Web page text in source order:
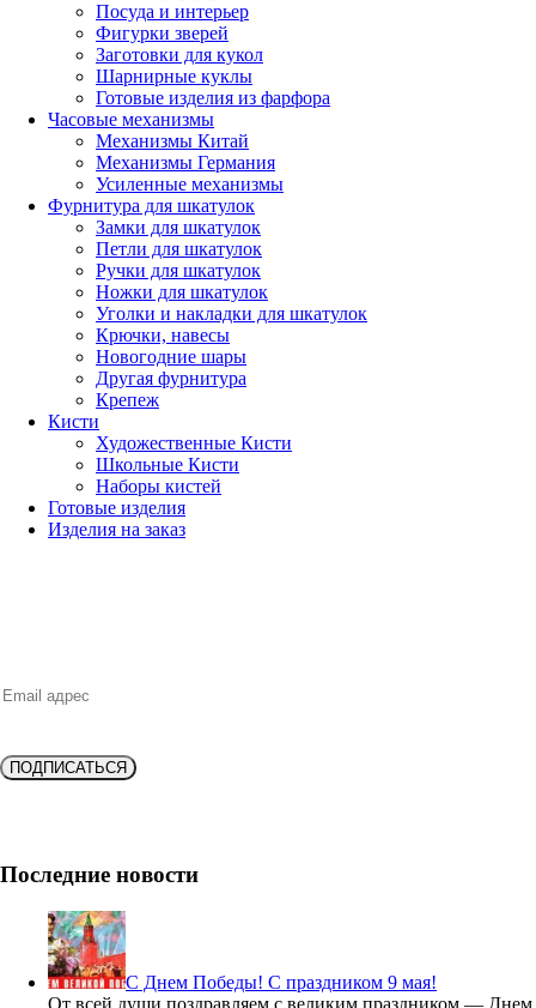
Посуда и интерьер
Фигурки зверей
Заготовки для кукол
Шарнирные куклы
Готовые изделия из фарфора
Часовые механизмы
Механизмы Китай
Механизмы Германия
Усиленные механизмы
Фурнитура для шкатулок
Замки для шкатулок
Петли для шкатулок
Ручки для шкатулок
Ножки для шкатулок
Уголки и накладки для шкатулок
Крючки, навесы
Новогодние шары
Другая фурнитура
Крепеж
Кисти
Художественные Кисти
Школьные Кисти
Наборы кистей
Готовые изделия
Изделия на заказ
ПОДПИСАТЬСЯ
Последние новости
С Днем Победы! С праздником 9 мая!
От всей души поздравляем с великим праздником — Днем